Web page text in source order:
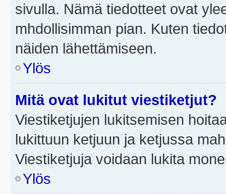
sivulla. Nämä tiedotteet ovat
mhdollisimman pian. Kuten
näiden lähettämiseen.
Ylös
Mitä ovat lukitut viestiketjut?
Viestiketjujen lukitsemisen
lukittuun ketjuun ja ketjussa
Viestiketjuja voidaan lukita
Ylös